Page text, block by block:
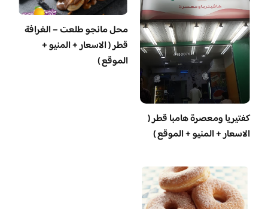
‏كفتيريا ومعصرة هامبا قطر (
الاسعار + المنيو + الموقع )
محل مانجو طلعت – الغرافة
قطر ( الاسعار + المنيو +
الموقع )